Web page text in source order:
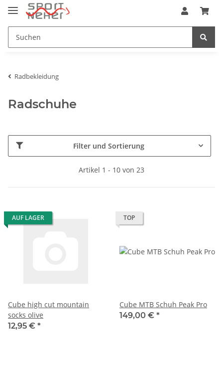
Radbekleidung
Radschuhe
Filter und Sortierung
Artikel 1 - 10 von 23
AUF LAGER
Cube high cut mountain
socks olive
12,95 € *
TOP
Cube MTB Schuh Peak Pro
149,00 € *